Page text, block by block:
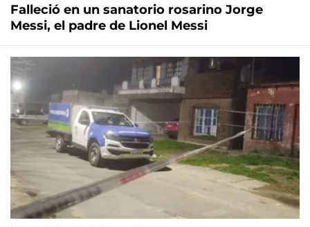
Falleció en un sanatorio rosarino Jorge
Messi, el padre de Lionel Messi